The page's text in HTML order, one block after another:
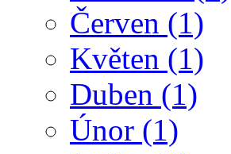
Červen (1)
Květen (1)
Duben (1)
Únor (1)